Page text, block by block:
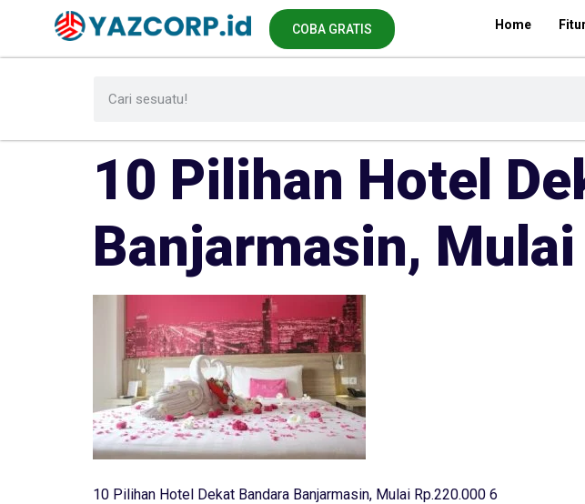
COBA GRATIS Home Fitur
10 Pilihan Hotel
Banjarmasin,
10 Pilihan Hotel Dekat Bandara Banjarmasin, Mulai Rp.220.000 6